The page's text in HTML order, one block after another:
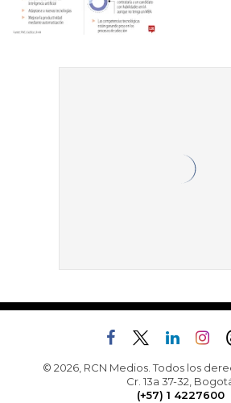
© 2026, RCN Medios. Todos los
Cr. 13a 37-32,
(+57) 1 4227600